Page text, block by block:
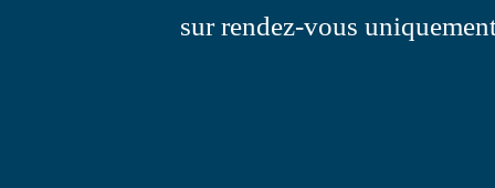
sur rendez-vous